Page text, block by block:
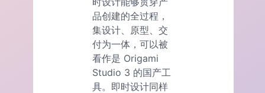
品创建的全过程，
集设计、原型、交
付为一体，可以被
看作是 Origami
Studio 3 的国产工
具。即时设计同样